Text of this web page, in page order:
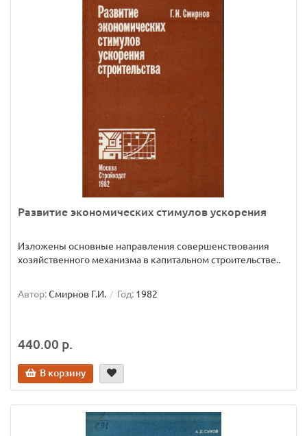
Развитие экономических стимулов ускорения
Изложены основные направления совершенствования
хозяйственного механизма в капитальном строительстве..
Автор:Смирнов Г.И. Год: 1982
440.00 р.
В корзину